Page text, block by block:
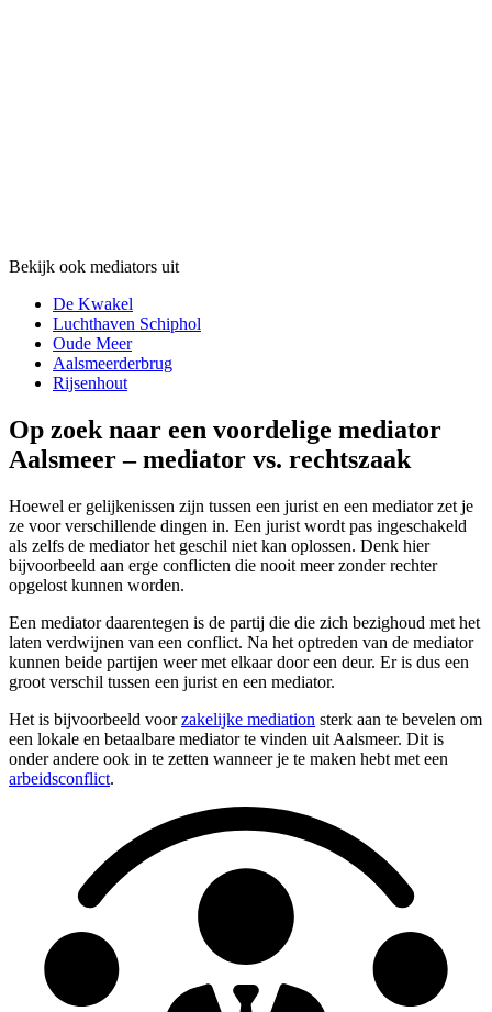
Bekijk ook mediators uit
De Kwakel
Luchthaven Schiphol
Oude Meer
Aalsmeerderbrug
Rijsenhout
Op zoek naar een voordelige mediator
Aalsmeer – mediator vs. rechtszaak
Hoewel er gelijkenissen zijn tussen een jurist en een mediator zet je
ze voor verschillende dingen in. Een jurist wordt pas ingeschakeld
als zelfs de mediator het geschil niet kan oplossen. Denk hier
bijvoorbeeld aan erge conflicten die nooit meer zonder rechter
opgelost kunnen worden.
Een mediator daarentegen is de partij die die zich bezighoud met het
laten verdwijnen van een conflict. Na het optreden van de mediator
kunnen beide partijen weer met elkaar door een deur. Er is dus een
groot verschil tussen een jurist en een mediator.
Het is bijvoorbeeld voorzakelijke mediation sterk aan te bevelen om
een lokale en betaalbare mediator te vinden uit Aalsmeer. Dit is
onder andere ook in te zetten wanneer je te maken hebt met een
arbeidsconflict.